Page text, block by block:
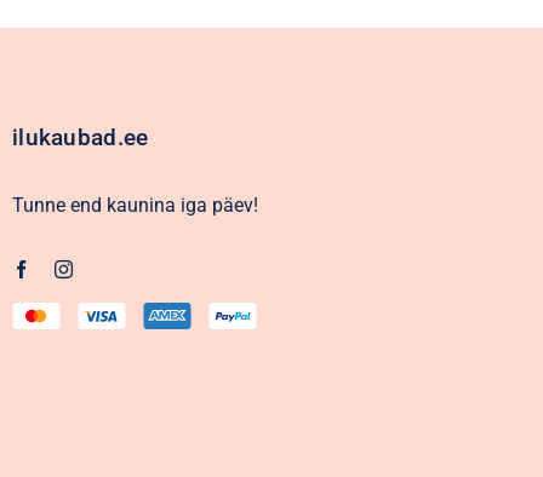
ilukaubad.ee
Tunne end kaunina iga päev!